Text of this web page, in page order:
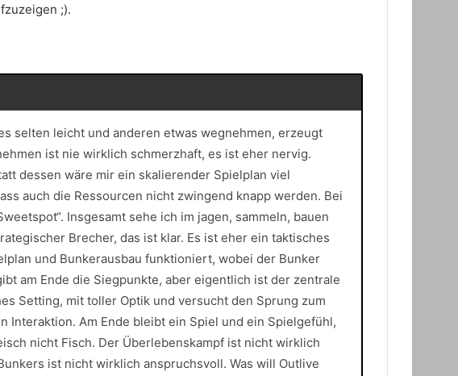
;).
selten leicht und anderen etwas wegnehmen, erzeugt
ist nie wirklich schmerzhaft, es ist eher nervig.
dessen wäre mir ein skalierender Spielplan viel
auch die Ressourcen nicht zwingend knapp werden. Bei
Insgesamt sehe ich im jagen, sammeln, bauen
Brecher, das ist klar. Es ist eher ein taktisches
und Bunkerausbau funktioniert, wobei der Bunker
am Ende die Siegpunkte, aber eigentlich ist der zentrale
Setting, mit toller Optik und versucht den Sprung zum
Am Ende bleibt ein Spiel und ein Spielgefühl,
nicht Fisch. Der Überlebenskampf ist nicht wirklich
ist nicht wirklich anspruchsvoll. Was will Outlive